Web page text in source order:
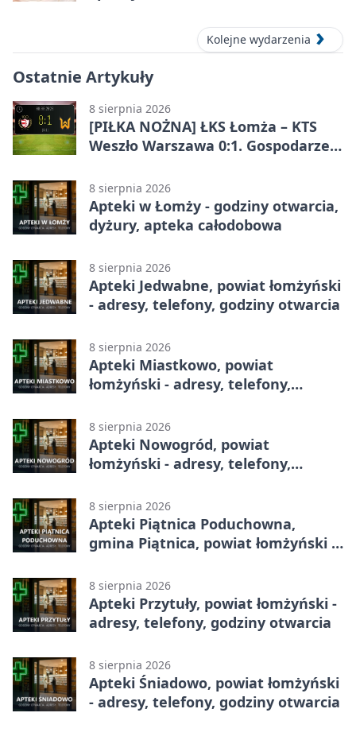
Kolejne wydarzenia
Ostatnie Artykuły
8 sierpnia 2026
[PIŁKA NOŻNA] ŁKS Łomża – KTS
Weszło Warszawa 0:1. Gospodarze
1 (Grupa I)
8 sierpnia 2026
Apteki w Łomży - godziny otwarcia,
dyżury, apteka całodobowa
8 sierpnia 2026
Apteki Jedwabne, powiat łomżyński
- adresy, telefony, godziny otwarcia
8 sierpnia 2026
Apteki Miastkowo, powiat
łomżyński - adresy, telefony,
8 sierpnia 2026
Apteki Nowogród, powiat
łomżyński - adresy, telefony,
8 sierpnia 2026
Apteki Piątnica Poduchowna,
gmina Piątnica, powiat łomżyński -
8 sierpnia 2026
Apteki Przytuły, powiat łomżyński -
adresy, telefony, godziny otwarcia
8 sierpnia 2026
Apteki Śniadowo, powiat łomżyński
- adresy, telefony, godziny otwarcia